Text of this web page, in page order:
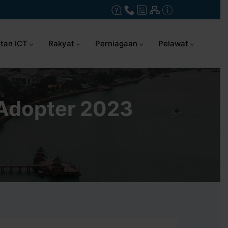
ICT Rakyat Perniagaan Pelawat
2023